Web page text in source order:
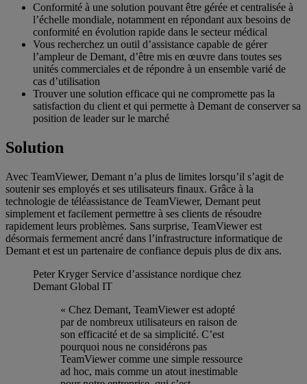
Conformité à une solution pouvant être gérée et centralisée à
l’échelle mondiale, notamment en répondant aux besoins de
conformité en évolution rapide dans le secteur médical
Vous recherchez un outil d’assistance capable de gérer
l’ampleur de Demant, d’être mis en œuvre dans toutes ses
unités commerciales et de répondre à un ensemble varié de
cas d’utilisation
Trouver une solution efficace qui ne compromette pas la
satisfaction du client et qui permette à Demant de conserver sa
position de leader sur le marché
Solution
Avec TeamViewer, Demant n’a plus de limites lorsqu’il s’agit de
soutenir ses employés et ses utilisateurs finaux. Grâce à la
technologie de téléassistance de TeamViewer, Demant peut
simplement et facilement permettre à ses clients de résoudre
rapidement leurs problèmes. Sans surprise, TeamViewer est
désormais fermement ancré dans l’infrastructure informatique de
Demant et est un partenaire de confiance depuis plus de dix ans.
Peter Kryger Service d’assistance nordique chez
Demant Global IT
« Chez Demant, TeamViewer est adopté
par de nombreux utilisateurs en raison de
son efficacité et de sa simplicité. C’est
pourquoi nous ne considérons pas
TeamViewer comme une simple ressource
ad hoc, mais comme un atout inestimable